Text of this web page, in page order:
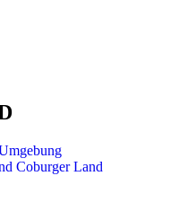
Coburger Land